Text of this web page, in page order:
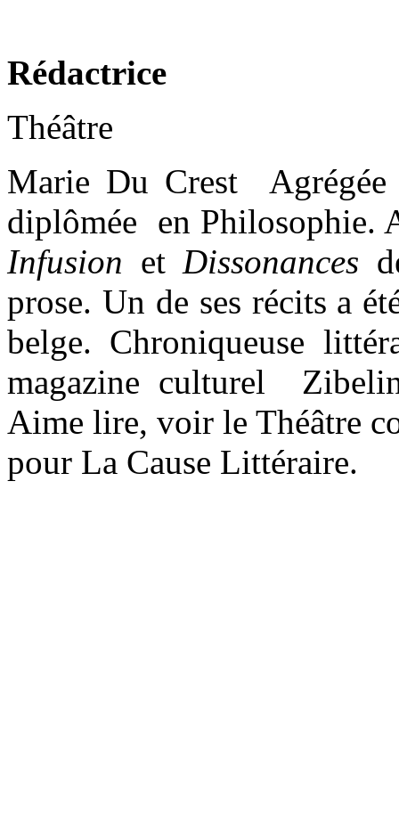
Rédactrice
Théâtre
Marie Du Crest Agrégée
diplômée en Philosophie.
Infusion etDissonances
prose. Un de ses récits a
belge. Chroniqueuse
magazine culturel
Aime lire, voir le Théâtre
pour La Cause Littéraire.